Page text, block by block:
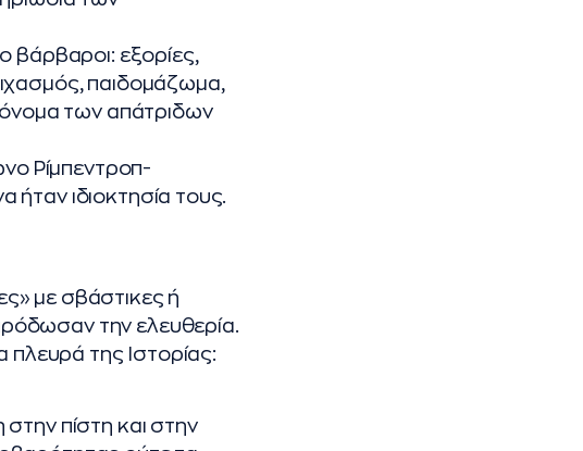
βάρβαροι: εξορίες,
παιδομάζωμα,
όνομα των απάτριδων
Ρίμπεντροπ-
ήταν ιδιοκτησία τους.
με σβάστικες ή
την ελευθερία.
πλευρά της Ιστορίας:
πίστη και στην